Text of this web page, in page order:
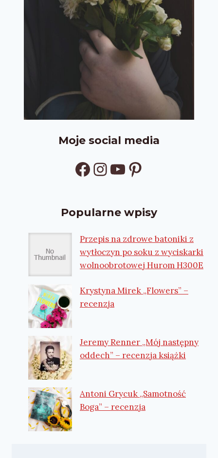
Moje social media
Facebook
Instagram
YouTube
Pinterest
Popularne wpisy
Przepis na zdrowe batoniki z
wytłoczyn po soku z wyciskarki
wolnoobrotowej Hurom H300E
Krystyna Mirek „Flowers” –
recenzja
Jeremy Renner „Mój następny
oddech” – recenzja książki
Antoni Grycuk „Samotność
Boga” – recenzja